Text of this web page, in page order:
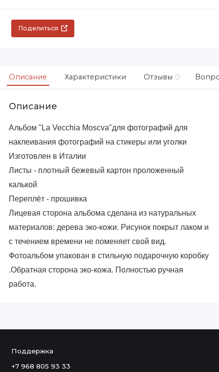
Поделиться
Описание Характеристики Отзывы 0
Описание
Альбом "La Vecchia Moscva"для фотографий для
наклеивания фотографий на стикеры или уголки
Изготовлен в Италии
Листы - плотный бежевый картон проложенный
калькой
Переплёт - прошивка
Лицевая сторона альбома сделана из натуральных
материалов: дерева эко-кожи. Рисунок покрыт лаком и
с течением времени не поменяет свой вид.
Фотоальбом упакован в стильную подарочную коробку
.Обратная сторона эко-кожа. Полностью ручная
работа.
Поддержка
+7 968 805 93 33